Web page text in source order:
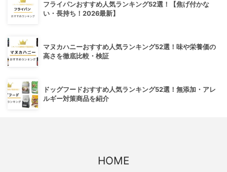
フライパンおすすめ人気ランキング52選！【焦げ付かな
い・長持ち！2026最新】
マヌカハニーおすすめ人気ランキング52選！味や栄養価の
高さを徹底比較・検証
ドッグフードおすすめ人気ランキング52選！無添加・アレ
ルギー対策商品を紹介
HOME